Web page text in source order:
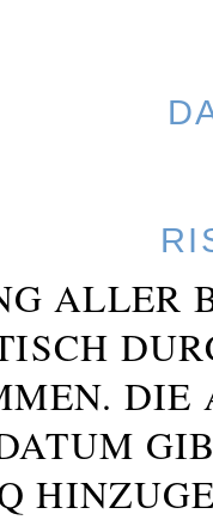
ALLER
DIE